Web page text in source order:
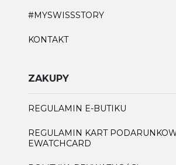
#MYSWISSSTORY
KONTAKT
ZAKUPY
REGULAMIN E-BUTIKU
REGULAMIN KART
EWATCHCARD